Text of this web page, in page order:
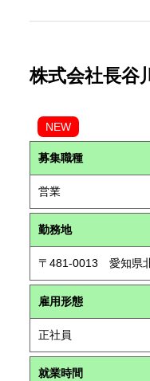
株式会社長谷
NEW
募集職種
営業
勤務地
〒481-0013 愛知県
雇用形態
正社員
就業時間